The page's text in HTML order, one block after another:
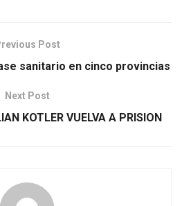
Post
sanitario en cinco provincias
Next Post
KOTLER VUELVA A PRISION